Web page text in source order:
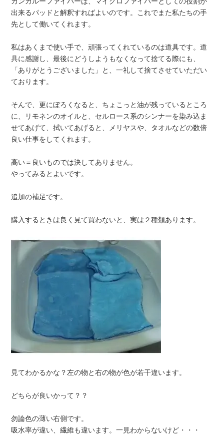
出来るパッドと解釈すればよいのです。これでまた私たちの手
先として働いてくれます。
私はあくまで使い手で、頑張ってくれているのは道具です。道
具に感謝し、最後にどうしようもなくなって捨てる際にも、
「ありがとうございました」と、一礼して捨てさせていただい
ております。
そんで、更にぼろくなると、ちょこっと油が残っているところ
に、リモネンのオイルと、セルロース系のシンナーを染み込ま
せてあげて、拭いてあげると、メリヤスや、タオルなどの数倍
良い仕事をしてくれます。
高い＝良いものでは決してありません。
やってみるとよいです。
追加の補足です。
購入するときは良く見て買わないと、実は２種類あります。
見てわかるかな？左の物と右の物が色が若干違います。
どちらが良いかって？？
勿論色の薄い右側です。
吸水率が違い、繊維も違います。一見わからないけど・・・